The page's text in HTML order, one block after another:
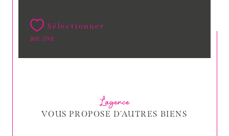
Sélectionner
Réf : 1701
L'agence
VOUS PROPOSE D'AUTRES BIENS